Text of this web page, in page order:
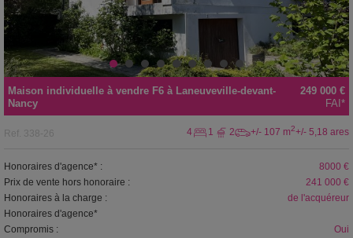
249 000 €
Maison individuelle à vendre F6 à Laneuveville-devant-
Nancy
FAI*
Ref. 338-26 4 1 2 +/- 107 m2+/- 5,18 ares
Honoraires d'agence* :
8000 €
Prix de vente hors honoraire :
241 000 €
Honoraires à la charge :
de l'acquéreur
Honoraires d'agence*
Compromis :
Oui